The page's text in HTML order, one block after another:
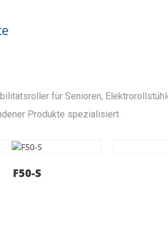
für Senioren,
Produkte spezialisiert.
F50-S